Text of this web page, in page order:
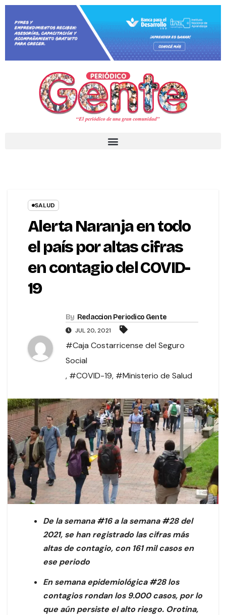
SALUD
Alerta Naranja en todo
el país por altas cifras
en contagio del COVID-
19
By Redaccion Periodico Gente
JUL 20, 2021
#Caja Costarricense del Seguro
Social
, #COVID-19, #Ministerio de Salud
De la semana #16 a la semana #28 del
2021, se han registrado las cifras más
altas de contagio, con 161 mil casos en
ese periodo
En semana epidemiológica #28 los
contagios rondan los 9.000 casos, por lo
que aún persiste el alto riesgo. Orotina,